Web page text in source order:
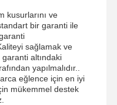
kusurlarını ve
bir garanti ile
sağlamak ve
altındaki
yapılmalıdır..
eğlence için en iyi
mükemmel destek